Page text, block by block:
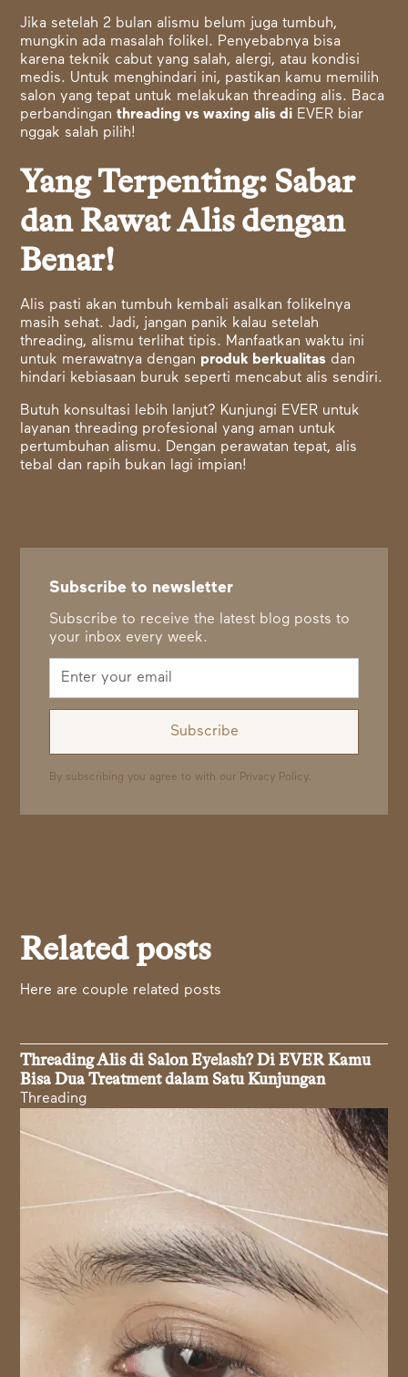
Jika setelah 2 bulan alismu belum juga tumbuh,
mungkin ada masalah folikel. Penyebabnya bisa
karena teknik cabut yang salah, alergi, atau kondisi
medis. Untuk menghindari ini, pastikan kamu memilih
salon yang tepat untuk melakukan threading alis. Baca
perbandinganthreading vs waxing alis di EVER biar
nggak salah pilih!
Yang Terpenting: Sabar
dan Rawat Alis dengan
Benar!
Alis pasti akan tumbuh kembali asalkan folikelnya
masih sehat. Jadi, jangan panik kalau setelah
threading, alismu terlihat tipis. Manfaatkan waktu ini
untuk merawatnya dengan produk berkualitas dan
hindari kebiasaan buruk seperti mencabut alis sendiri.
Butuh konsultasi lebih lanjut? Kunjungi EVER untuk
layanan threading profesional yang aman untuk
pertumbuhan alismu. Dengan perawatan tepat, alis
tebal dan rapih bukan lagi impian!
Subscribe to newsletter
Subscribe to receive the latest blog posts to
your inbox every week.
By subscribing you agree to with our Privacy Policy.
Related posts
Here are couple related posts
Threading Alis di Salon Eyelash? Di EVER Kamu
Bisa Dua Treatment dalam Satu Kunjungan
Threading